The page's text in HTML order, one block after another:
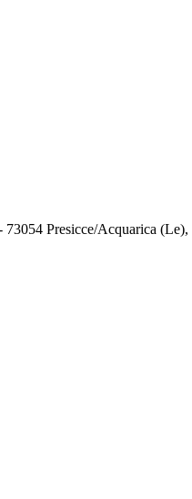
Presicce/Acquarica